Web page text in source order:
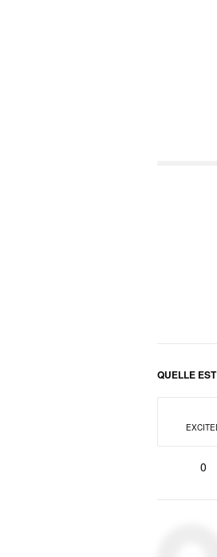
QUELLE
0